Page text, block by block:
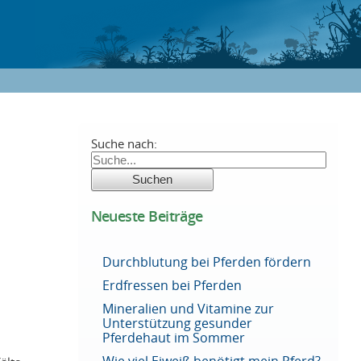
Suche nach:
Neueste Beiträge
Durchblutung bei Pferden fördern
Erdfressen bei Pferden
Mineralien und Vitamine zur
Unterstützung gesunder
Pferdehaut im Sommer